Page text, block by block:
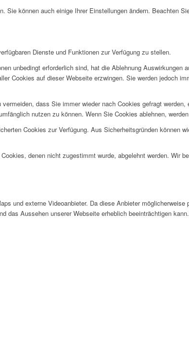
Sie können auch einige Ihrer Einstellungen ändern. Beachten
Dienste und Funktionen zur Verfügung zu stellen.
unbedingt erforderlich sind, hat die Ablehnung
Cookies auf dieser Webseite erzwingen. Sie werden jedoch
dass Sie immer wieder nach Cookies gefragt
nutzen zu können. Wenn Sie Cookies ablehnen,
Cookies zur Verfügung. Aus Sicherheitsgründen können
denen nicht zugestimmt wurde, abgelehnt werden. Wir
und externe Videoanbieter. Da diese Anbieter
Aussehen unserer Webseite erheblich beeinträchtigen